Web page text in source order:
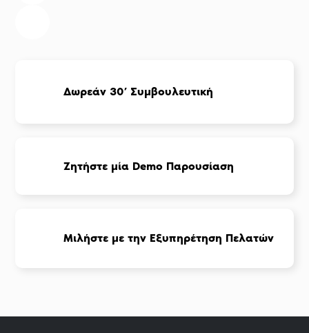
Δωρεάν 30’ Συμβουλευτική
Ζητήστε μία Demo Παρουσίαση
Μιλήστε με την Εξυπηρέτηση Πελατών